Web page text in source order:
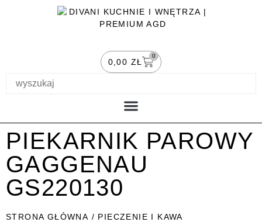
0,00 ZŁ
0
PIEKARNIK PAROWY
GAGGENAU
GS220130
STRONA GŁÓWNA / PIECZENIE I KAWA